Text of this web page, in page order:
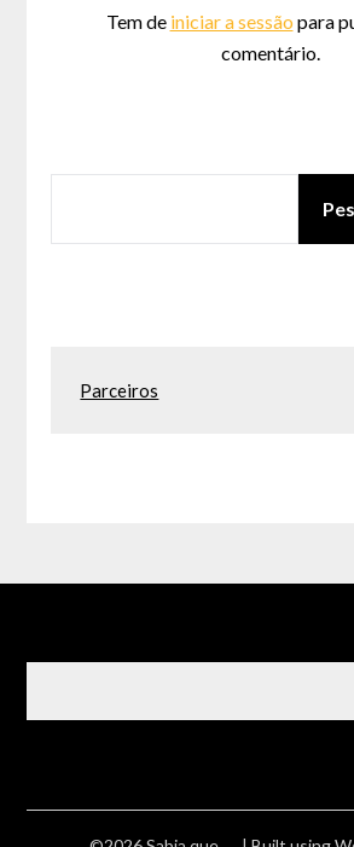
Tem de iniciar a sessão para
comentário.
Parceiros